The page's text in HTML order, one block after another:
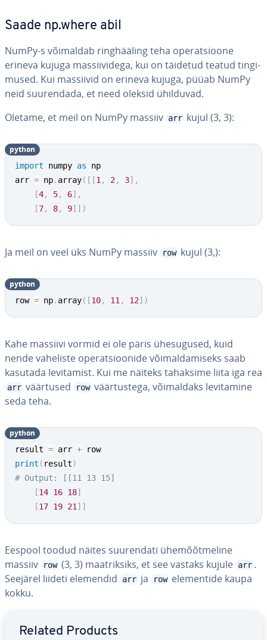
Saade np.where abil
NumPy-s võimaldab ring­hää­ling teha ope­rat­sioone
erineva kujuga mas­sii­vi­dega, kui on täidetud teatud tin­gi­
mu­sed. Kui massiivid on erineva kujuga, püüab NumPy
neid suu­ren­dada, et need oleksid ühilduvad.
Oletame, et meil on NumPy massiiv arr kujul (3, 3):
import numpy as np
arr = np. array( [ [1 , 2, 3] ,
[4, 5, 6] ,
[7, 8, 9] ] )
python
Ja meil on veel üks NumPy massiiv row kujul (3,):
row = np. array( [10, 11 , 12] )
python
Kahe massiivi vormid ei ole päris ühe­su­gu­sed, kuid
nende vaheliste ope­rat­sioo­nide või­mal­da­miseks saab
kasutada le­vi­ta­mist. Kui me näiteks tahaksime liita iga rea
arr väärtused row väär­tus­tega, või­mal­daks le­vi­ta­mine
seda teha.
result = arr +
print ( result)
# Output: [[11 13 15]
[14 16 18]
[17 19 21 ] ]
python
Eespool toodud näites suu­ren­dati ühe­mõõt­me­line
massiiv
row (3, 3) maat­rik­siks, et see vastaks kujule arr .
Seejärel liideti elemendid
arr ja row ele­men­tide kaupa
kokku.
Related Products